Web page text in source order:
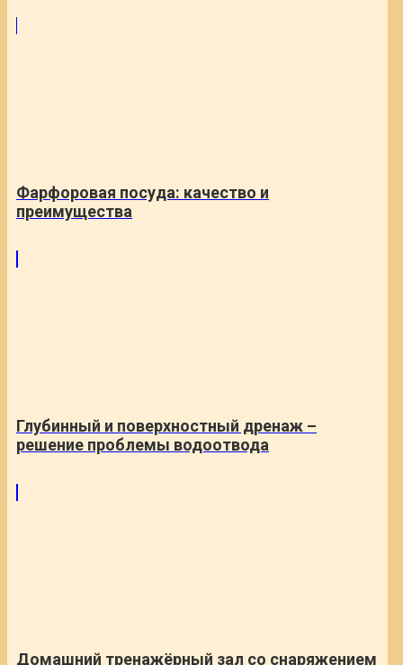
Фарфоровая посуда: качество и
преимущества
Глубинный и поверхностный дренаж –
решение проблемы водоотвода
Домашний тренажёрный зал со снаряжением